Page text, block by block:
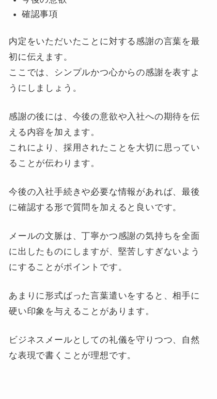
確認事項
内定をいただいたことに対する感謝の言葉を最
初に伝えます。
ここでは、シンプルかつ心からの感謝を表すよ
うにしましょう。
感謝の後には、今後の意欲や入社への期待を伝
える内容を加えます。
これにより、採用されたことを大切に思ってい
ることが伝わります。
今後の入社手続きや必要な情報があれば、最後
に確認する形で質問を加えると良いです。
メールの文脈は、丁寧かつ感謝の気持ちを全面
に出したものにしますが、堅苦しすぎないよう
にすることがポイントです。
あまりに形式ばった言葉遣いをすると、相手に
硬い印象を与えることがあります。
ビジネスメールとしての礼儀を守りつつ、自然
な表現で書くことが理想です。